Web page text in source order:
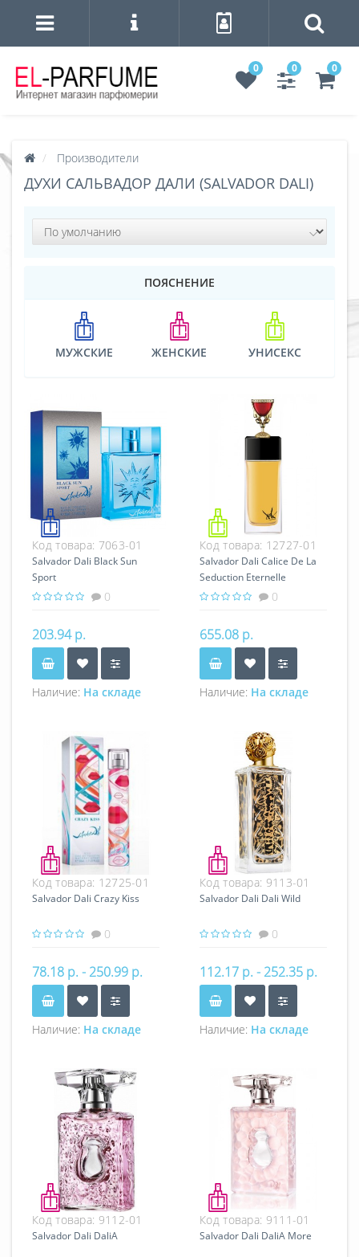
0 0 0
Производители
ДУХИ САЛЬВАДОР ДАЛИ (SALVADOR DALI)
ПОЯСНЕНИЕ
МУЖСКИЕ ЖЕНСКИЕ УНИСЕКС
Код товара: 7063-01
Salvador Dali Black Sun
Sport
0
203.94 р.
Наличие: На складе
Код товара: 12727-01
Salvador Dali Calice De La
Seduction Eternelle
0
655.08 р.
Наличие: На складе
Код товара: 12725-01
Salvador Dali Crazy Kiss
0
78.18 р. - 250.99 р.
Наличие: На складе
Код товара: 9113-01
Salvador Dali Dali Wild
0
112.17 р. - 252.35 р.
Наличие: На складе
Код товара: 9112-01
Salvador Dali DaliA
Код товара: 9111-01
Salvador Dali DaliA More